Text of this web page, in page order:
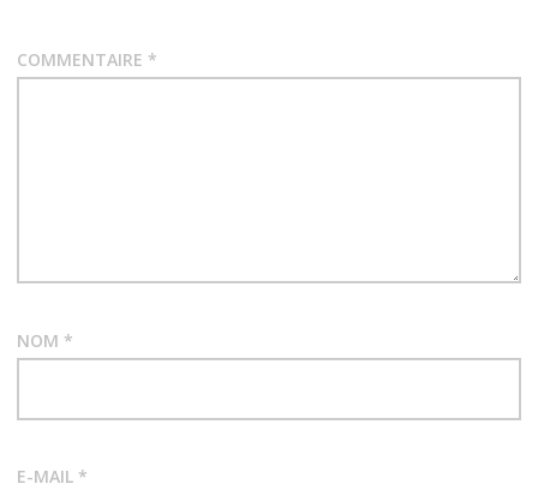
COMMENTAIRE *
NOM *
E-MAIL *